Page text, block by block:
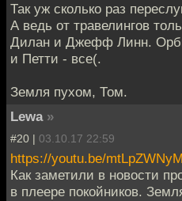
Так уж сколько раз
А ведь от травелингов
Дилан и Джефф Линн.
и Петти - все(.
Земля пухом, Том.
Lewa »
#20 | 03.10.17 22:59
https://youtu.be/
Как заметили в новости
в плеере покойников.